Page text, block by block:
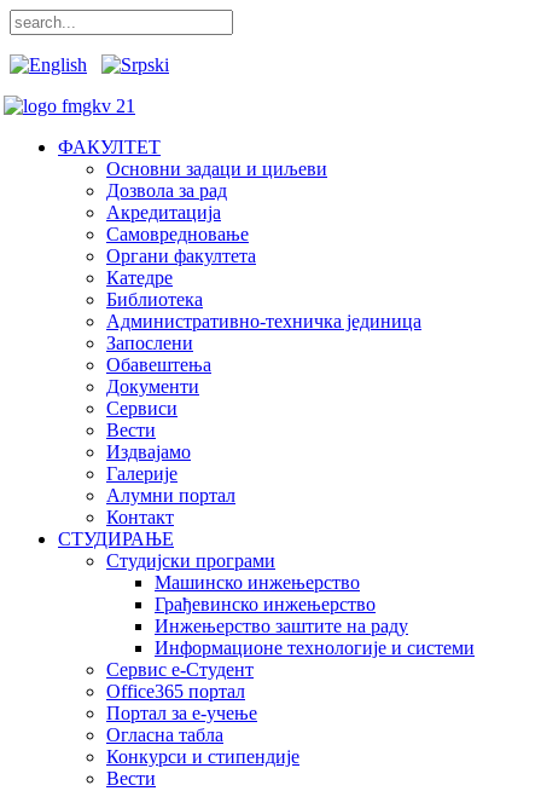
ФАКУЛТЕТ
Основни задаци и циљеви
Дозвола за рад
Акредитација
Самовредновање
Органи факултета
Катедре
Библиотека
Административно-техничка јединица
Запослени
Обавештења
Документи
Сервиси
Вести
Издвајамо
Галерије
Алумни портал
Контакт
СТУДИРАЊЕ
Студијски програми
Машинско инжењерство
Грађевинско инжењерство
Инжењерство заштите на раду
Информационе технологије и системи
Сервис е-Студент
Office365 портал
Портал за е-учење
Огласна табла
Конкурси и стипендије
Вести